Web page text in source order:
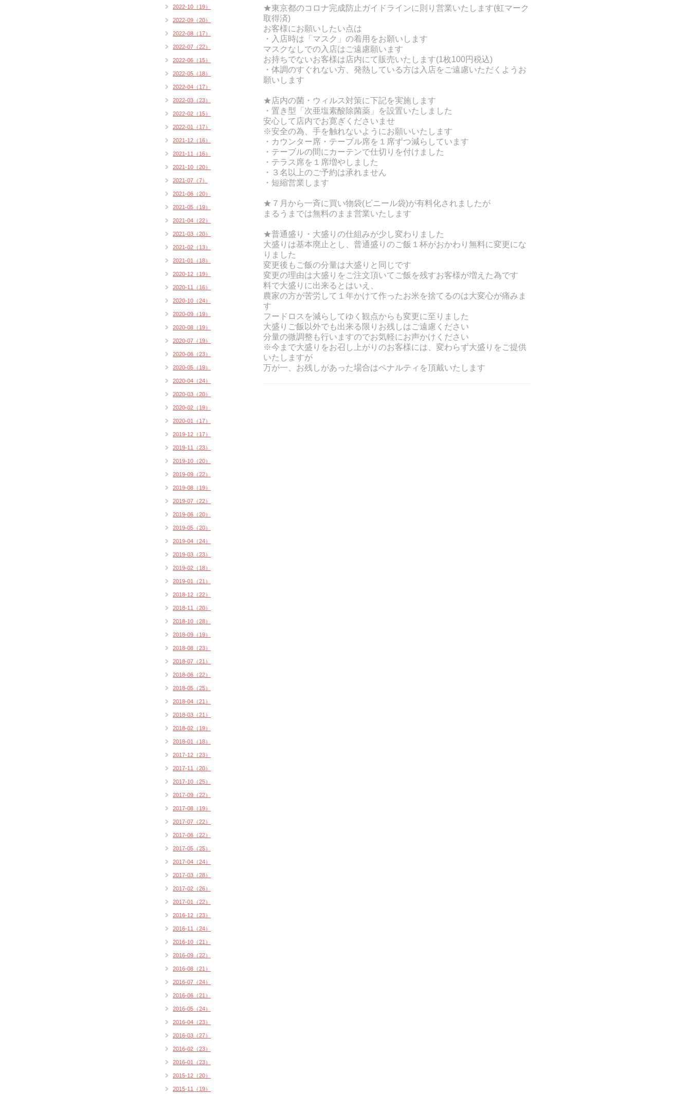
★東京都のコロナ完成防止ガイドラインに則り営業いたします(虹マーク
取得済)
お客様にお願いしたい点は
・入店時は「マスク」の着用をお願いします
マスクなしでの入店はご遠慮願います
お持ちでないお客様は店内にて販売いたします(1枚100円税込)
・体調のすぐれない方、発熱している方は入店をご遠慮いただくようお
願いします
★店内の菌・ウィルス対策に下記を実施します
・置き型「次亜塩素酸除菌薬」を設置いたしました
安心して店内でお寛ぎくださいませ
※安全の為、手を触れないようにお願いいたします
・カウンター席・テーブル席を１席ずつ減らしています
・テーブルの間にカーテンで仕切りを付けました
・テラス席を１席増やしました
・３名以上のご予約は承れません
・短縮営業します
★７月から一斉に買い物袋(ビニール袋)が有料化されましたが
まるうまでは無料のまま営業いたします
★普通盛り・大盛りの仕組みが少し変わりました
大盛りは基本廃止とし、普通盛りのご飯１杯がおかわり無料に変更にな
りました
変更後もご飯の分量は大盛りと同じです
変更の理由は大盛りをご注文頂いてご飯を残すお客様が増えた為です
料で大盛りに出来るとはいえ、
農家の方が苦労して１年かけて作ったお米を捨てるのは大変心が痛みま
す
フードロスを減らしてゆく観点からも変更に至りました
大盛りご飯以外でも出来る限りお残しはご遠慮ください
分量の微調整も行いますのでお気軽にお声かけください
※今まで大盛りをお召し上がりのお客様には、変わらず大盛りをご提供
いたしますが
万が一、お残しがあった場合はペナルティを頂戴いたします
2022-10（19）
2022-09（20）
2022-08（17）
2022-07（22）
2022-06（15）
2022-05（18）
2022-04（17）
2022-03（23）
2022-02（15）
2022-01（17）
2021-12（16）
2021-11（16）
2021-10（20）
2021-07（7）
2021-06（20）
2021-05（19）
2021-04（22）
2021-03（20）
2021-02（13）
2021-01（18）
2020-12（19）
2020-11（16）
2020-10（24）
2020-09（19）
2020-08（19）
2020-07（19）
2020-06（23）
2020-05（19）
2020-04（24）
2020-03（20）
2020-02（19）
2020-01（17）
2019-12（17）
2019-11（23）
2019-10（20）
2019-09（22）
2019-08（19）
2019-07（22）
2019-06（20）
2019-05（20）
2019-04（24）
2019-03（23）
2019-02（18）
2019-01（21）
2018-12（22）
2018-11（20）
2018-10（28）
2018-09（19）
2018-08（23）
2018-07（21）
2018-06（22）
2018-05（25）
2018-04（21）
2018-03（21）
2018-02（19）
2018-01（18）
2017-12（23）
2017-11（20）
2017-10（25）
2017-09（22）
2017-08（19）
2017-07（22）
2017-06（22）
2017-05（25）
2017-04（24）
2017-03（28）
2017-02（26）
2017-01（22）
2016-12（23）
2016-11（24）
2016-10（21）
2016-09（22）
2016-08（21）
2016-07（24）
2016-06（21）
2016-05（24）
2016-04（23）
2016-03（27）
2016-02（23）
2016-01（23）
2015-12（20）
2015-11（19）